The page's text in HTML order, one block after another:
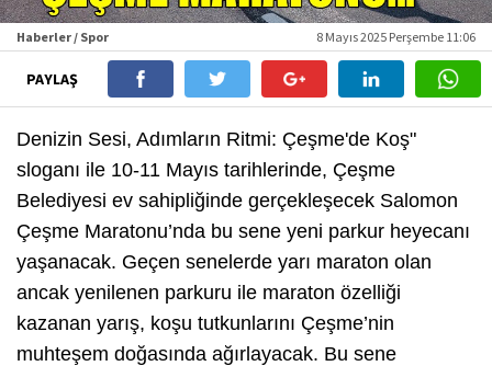
Haberler / Spor 8 Mayıs 2025 Perşembe 11:06
PAYLAŞ
Denizin Sesi, Adımların Ritmi: Çeşme'de Koş"
sloganı ile 10-11 Mayıs tarihlerinde, Çeşme
Belediyesi ev sahipliğinde gerçekleşecek Salomon
Çeşme Maratonu’nda bu sene yeni parkur heyecanı
yaşanacak. Geçen senelerde yarı maraton olan
ancak yenilenen parkuru ile maraton özelliği
kazanan yarış, koşu tutkunlarını Çeşme’nin
muhteşem doğasında ağırlayacak. Bu sene